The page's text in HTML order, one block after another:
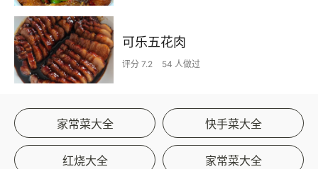
可乐五花肉
评分 7.2 54 人做过
家常菜大全 快手菜大全
红烧大全 家常菜大全